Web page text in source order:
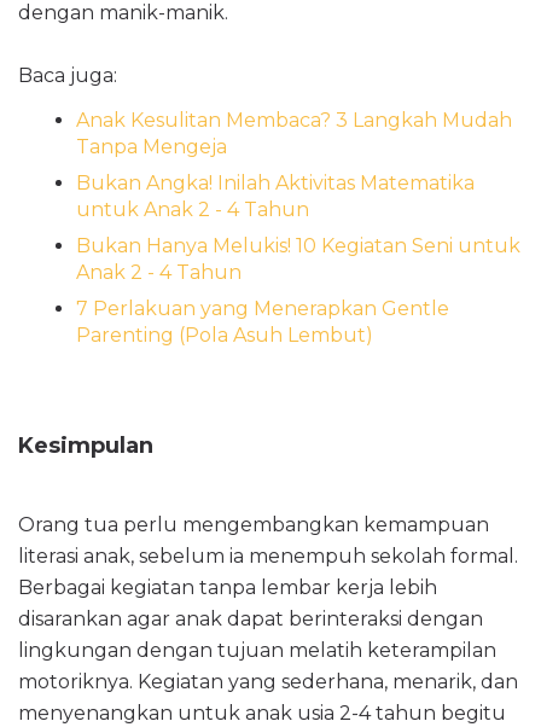
dengan manik-manik.
Baca juga:
Anak Kesulitan Membaca? 3 Langkah Mudah
Tanpa Mengeja
Bukan Angka! Inilah Aktivitas Matematika
untuk Anak 2 - 4 Tahun
Bukan Hanya Melukis! 10 Kegiatan Seni untuk
Anak 2 - 4 Tahun
7 Perlakuan yang Menerapkan Gentle
Parenting (Pola Asuh Lembut)
Kesimpulan
Orang tua perlu mengembangkan kemampuan
literasi anak, sebelum ia menempuh sekolah formal.
Berbagai kegiatan tanpa lembar kerja lebih
disarankan agar anak dapat berinteraksi dengan
lingkungan dengan tujuan melatih keterampilan
motoriknya. Kegiatan yang sederhana, menarik, dan
menyenangkan untuk anak usia 2-4 tahun begitu